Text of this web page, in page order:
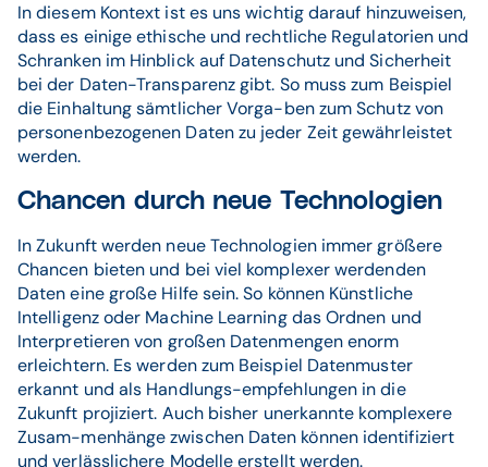
In diesem Kontext ist es uns wichtig darauf hinzuweisen,
dass es einige ethische und rechtliche Regulatorien und
Schranken im Hinblick auf Datenschutz und Sicherheit
bei der Daten-Transparenz gibt. So muss zum Beispiel
die Einhaltung sämtlicher Vorga-ben zum Schutz von
personenbezogenen Daten zu jeder Zeit gewährleistet
werden.
Chancen durch neue Technologien
In Zukunft werden neue Technologien immer größere
Chancen bieten und bei viel komplexer werdenden
Daten eine große Hilfe sein. So können Künstliche
Intelligenz oder Machine Learning das Ordnen und
Interpretieren von großen Datenmengen enorm
erleichtern. Es werden zum Beispiel Datenmuster
erkannt und als Handlungs-empfehlungen in die
Zukunft projiziert. Auch bisher unerkannte komplexere
Zusam-menhänge zwischen Daten können identifiziert
und verlässlichere Modelle erstellt werden.